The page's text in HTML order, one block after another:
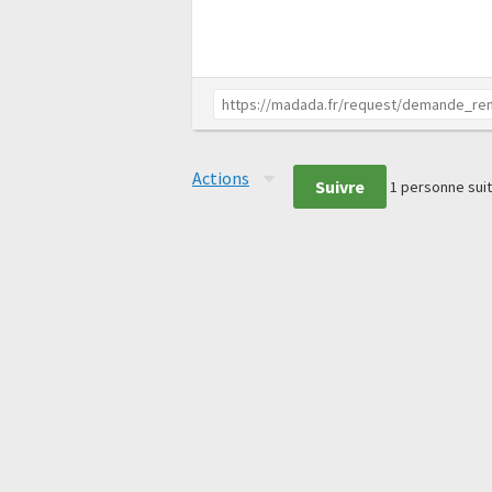
Actions Suivre 1 personne suit